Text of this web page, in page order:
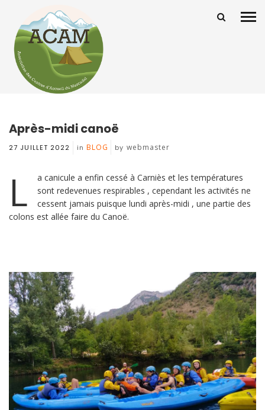
Après-midi canoë
27 JUILLET 2022 in BLOG by webmaster
L
a canicule a enfin cessé à Carniès et les températures
sont redevenues respirables , cependant les activités ne
cessent jamais puisque lundi après-midi , une partie des
colons est allée faire du Canoë.